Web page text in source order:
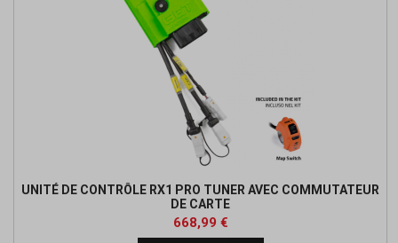
UNITÉ DE CONTRÔLE RX1 PRO TUNER AVEC COMMUTATEUR
DE CARTE
Prix
668,99 €